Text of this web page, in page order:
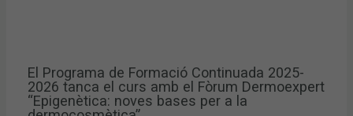
El Programa de Formació Continuada 2025-
2026 tanca el curs amb el Fòrum Dermoexpert
“Epigenètica: noves bases per a la